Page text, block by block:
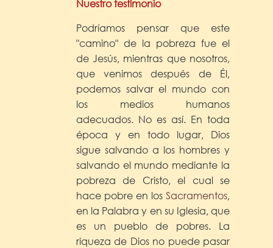
Nuestro testimonio
Podríamos pensar que este
"camino" de la pobreza fue el
de Jesús, mientras que nosotros,
que venimos después de Él,
podemos salvar el mundo con
los medios humanos
adecuados. No es así. En toda
época y en todo lugar, Dios
sigue salvando a los hombres y
salvando el mundo mediante la
pobreza de Cristo, el cual se
hace pobre en los Sacramentos,
en la Palabra y en su Iglesia, que
es un pueblo de pobres. La
riqueza de Dios no puede pasar